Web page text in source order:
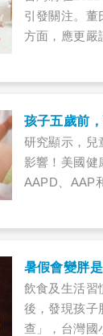
引發關注。董
方面，應更嚴
孩子五歲前
研究顯示，兒
影響！美國健
AAPD、AAP
的嬰幼兒應
暑假會變胖
飲食及生活習
後，發現孩子
查」，台灣國